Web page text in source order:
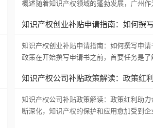
概述随着知识产权领域的蓬勃发展，广州
知识产权创业补贴申请指南：如何撰
知识产权创业补贴申请指南：如何撰写申
政策在开始撰写申请书之前，首要任务是
知识产权公司补贴政策解读：政策红
知识产权公司补贴政策解读：政策红利助
断深化，知识产权的保护和应用愈加受到